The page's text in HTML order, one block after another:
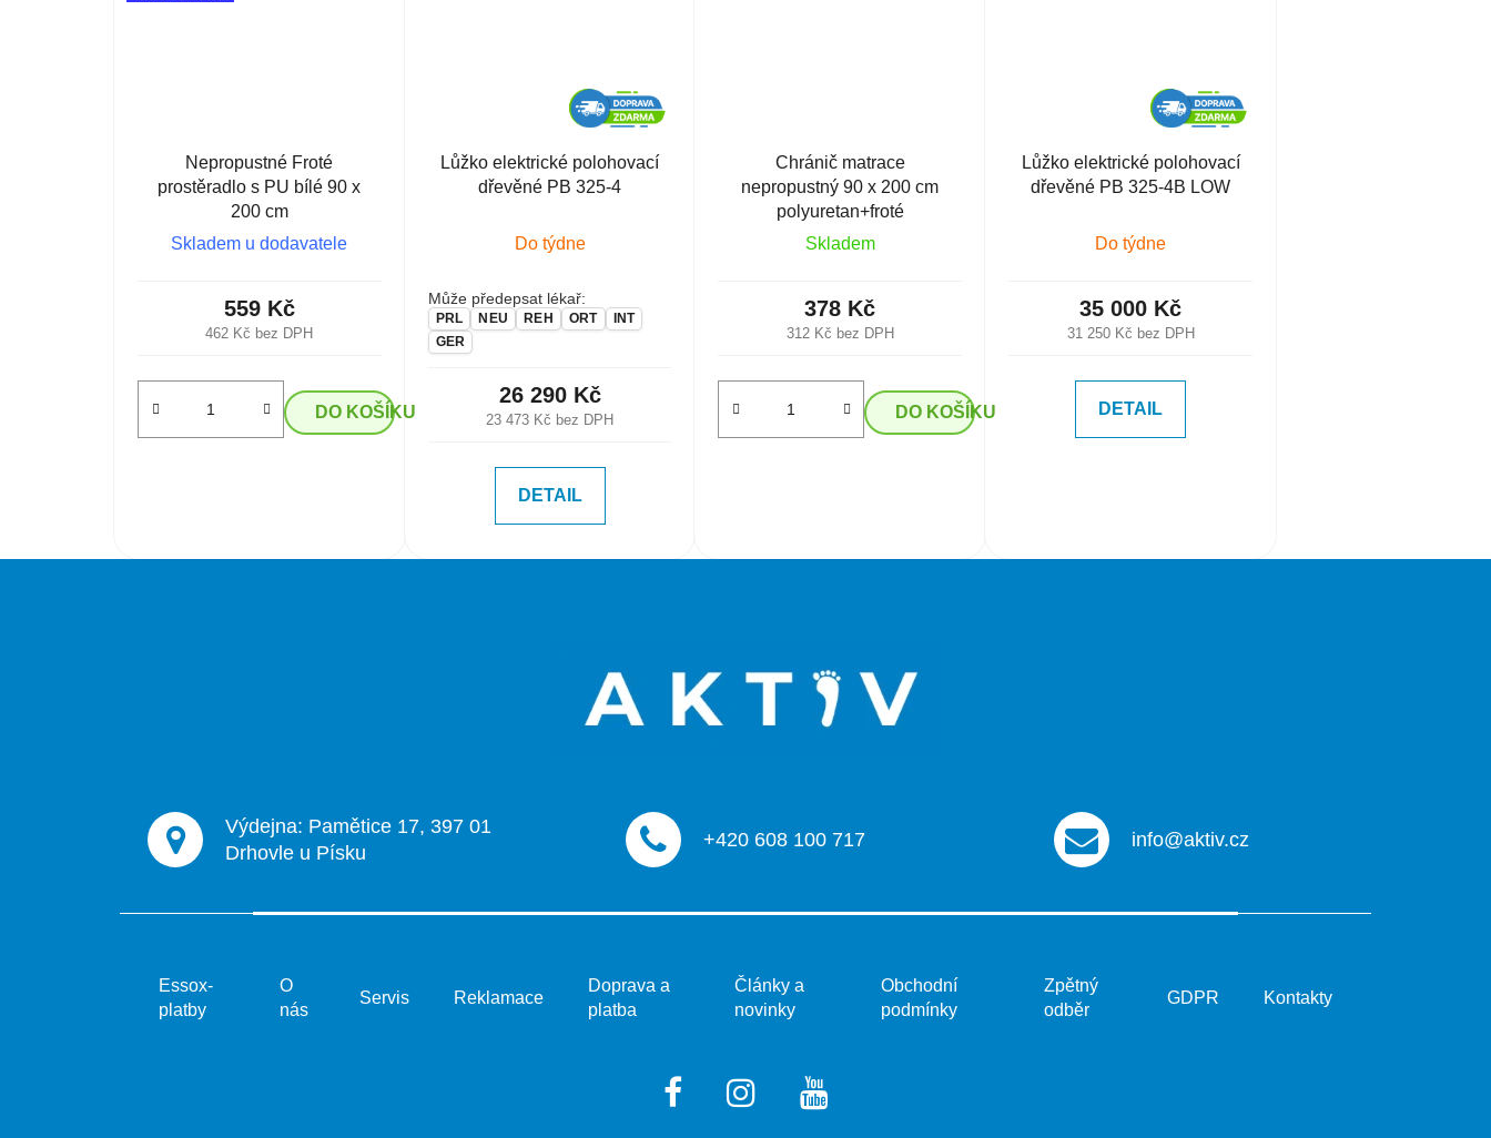
Nepropustné Froté
prostěradlo s PU bílé 90 x
200 cm
Skladem u dodavatele
462 Kč bez DPH
559 Kč
DO KOŠÍKU
Lůžko elektrické polohovací
dřevěné PB 325-4
Do týdne
Může předepsat lékař:
PRL NEU REH ORT
INT
GER
23 473 Kč bez DPH
26 290 Kč
DETAIL
Chránič matrace
nepropustný 90 x 200 cm
polyuretan+froté
Skladem
312 Kč bez DPH
378 Kč
DO KOŠÍKU
Lůžko elektrické polohovací
dřevěné PB 325-4B LOW
Do týdne
31 250 Kč bez DPH
35 000 Kč
DETAIL
Výdejna: Pamětice 17, 397 01
Drhovle u Písku
+420 608 100 717 info@aktiv.cz
Essox-
platby
O
nás
Servis Reklamace
Doprava a
platba
Články a
novinky
Obchodní
podmínky
Zpětný
odběr
GDPR Kontakty